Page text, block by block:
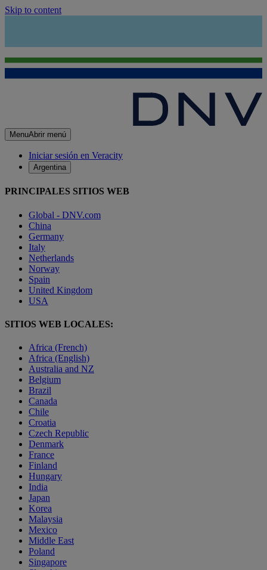
Skip to content
MenuAbrir menú
Iniciar sesión en Veracity
Argentina
PRINCIPALES SITIOS WEB
Global - DNV.com
China
Germany
Italy
Netherlands
Norway
Spain
United Kingdom
USA
SITIOS WEB LOCALES:
Africa (French)
Africa (English)
Australia and NZ
Belgium
Brazil
Canada
Chile
Croatia
Czech Republic
Denmark
France
Finland
Hungary
India
Japan
Korea
Malaysia
Mexico
Middle East
Poland
Singapore